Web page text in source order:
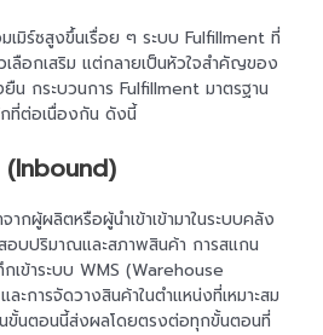
เมิร์ซสูงขึ้นเรื่อย ๆ ระบบ Fulfillment ที่
ลือกเสริม แต่กลายเป็นหัวใจสำคัญของ
น กระบวนการ Fulfillment มาตรฐาน
ที่ต่อเนื่องกัน ดังนี้
(Inbound)
กผู้ผลิตหรือผู้นำเข้าเข้ามาในระบบคลัง
อบปริมาณและสภาพสินค้า การสแกน
เข้าระบบ WMS (Warehouse
การจัดวางสินค้าในตำแหน่งที่เหมาะสม
ขั้นตอนนี้ส่งผลโดยตรงต่อทุกขั้นตอนที่